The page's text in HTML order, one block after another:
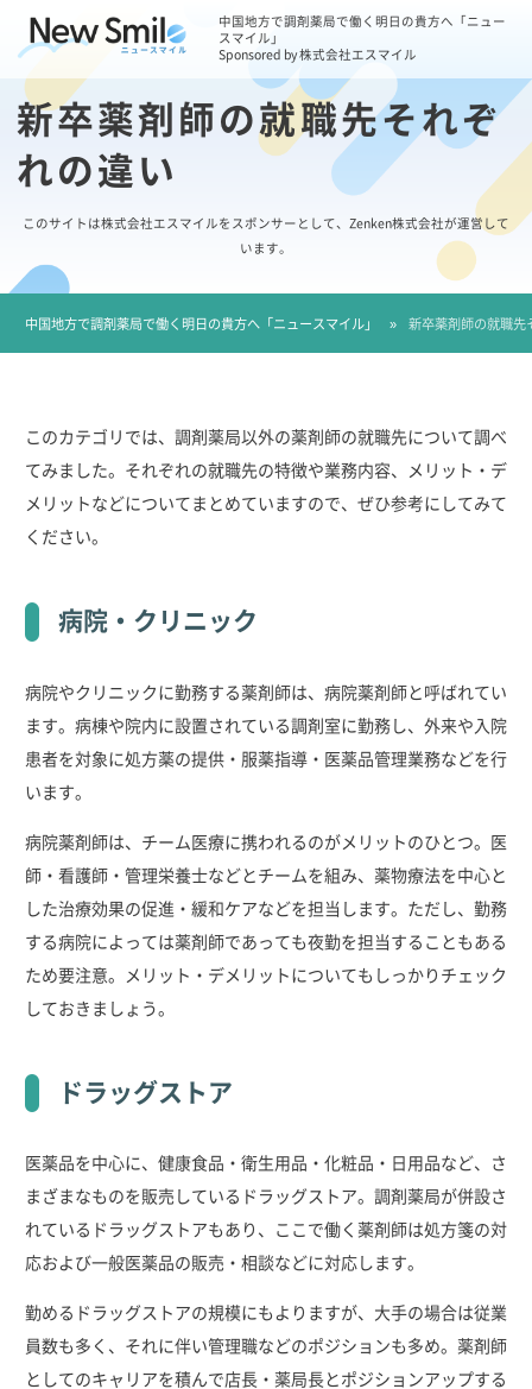
中国地方で調剤薬局で働く明日の貴方へ「ニュー
スマイル」
Sponsored by 株式会社エスマイル
新卒薬剤師の就職先それぞ
れの違い
このサイトは株式会社エスマイルをスポンサーとして、Zenken株式会社が運営して
います。
中国地方で調剤薬局で働く明日の貴方へ「ニュースマイル」 » 新卒薬剤師の就職先
このカテゴリでは、調剤薬局以外の薬剤師の就職先について調べ
てみました。それぞれの就職先の特徴や業務内容、メリット・デ
メリットなどについてまとめていますので、ぜひ参考にしてみて
ください。
病院・クリニック
病院やクリニックに勤務する薬剤師は、病院薬剤師と呼ばれてい
ます。病棟や院内に設置されている調剤室に勤務し、外来や入院
患者を対象に処方薬の提供・服薬指導・医薬品管理業務などを行
います。
病院薬剤師は、チーム医療に携われるのがメリットのひとつ。医
師・看護師・管理栄養士などとチームを組み、薬物療法を中心と
した治療効果の促進・緩和ケアなどを担当します。ただし、勤務
する病院によっては薬剤師であっても夜勤を担当することもある
ため要注意。メリット・デメリットについてもしっかりチェック
しておきましょう。
ドラッグストア
医薬品を中心に、健康食品・衛生用品・化粧品・日用品など、さ
まざまなものを販売しているドラッグストア。調剤薬局が併設さ
れているドラッグストアもあり、ここで働く薬剤師は処方箋の対
応および一般医薬品の販売・相談などに対応します。
勤めるドラッグストアの規模にもよりますが、大手の場合は従業
員数も多く、それに伴い管理職などのポジションも多め。薬剤師
としてのキャリアを積んで店長・薬局長とポジションアップする